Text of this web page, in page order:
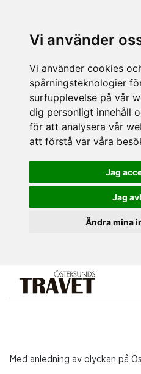
Vi använder
Vi använder cookies
spårningsteknologier
surfupplevelse på vår
dig personligt innehåll
för att analysera vår
att förstå var våra
Jag
Jag
Ändra mina
Med anledning av olyckan på